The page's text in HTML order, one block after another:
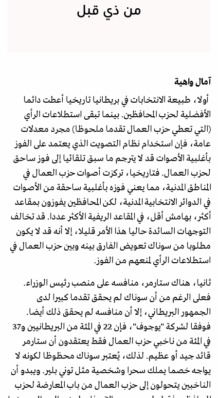
من ذي قبل
آمال واهية
أولا، طبيعة الانتخابات في بريطانيا تاريخيا أعطت دائما
الأفضلية لحزب المحافظين. بينما تبقى استطلاعات الرأي
(التي تعطي حزب العمال تقدما ملحوظا) مجرد معدلات
عامة، فإن استخدام نظام التصويت الذي يعتمد على الفوز
بأغلبية الأصوات قد لا يترجم ما سبق تلقائيا إلى فوز ساحق
لحزب العمال. فتاريخيا، تركزت أصوات حزب العمال في
المناطق المدنية، مما يعني فوزه بأغلبية ساحقة من الأصوات
في الدوائر الانتخابية المدنية، لكن المحافظين يفوزون بمقاعد
أكثر، بهامش أقل، في المقاعد الريفية الأكثر عددا. قد تخالف
التوجهات السائدة حاليا هذا الأمر قليلا، إلا أنه قد لا يكون
مطلوبا من سوناك تعويض الفارق بينه وبين حزب العمال في
استطلاعات الرأي لمنعهم من الفوز.
ثانيا، هناك ستارمر، منافسه على منصب رئيس الوزراء.
فعلى الرغم من أن سوناك لم يحقق تقدما كبيرا لدى
الجمهور البريطاني، إلا أن منافسه لم يحقق ذلك أيضا.
فوفقا لشركة "يوجوف"، فإن 22 في المئة من البريطانيين و37
في المئة من ناخبي حزب العمال فقط يعتقدون أن ستارمر
قائد جيد أو عظيم. لذلك، يُعتبر سوناك محظوظا لكونه لا
يواجه خصما يملك سحرا وشخصية مثل توني بلير. ويبدو أن
الناخبين يتحولون إلى حزب العمال من باب المعارضة لحزب